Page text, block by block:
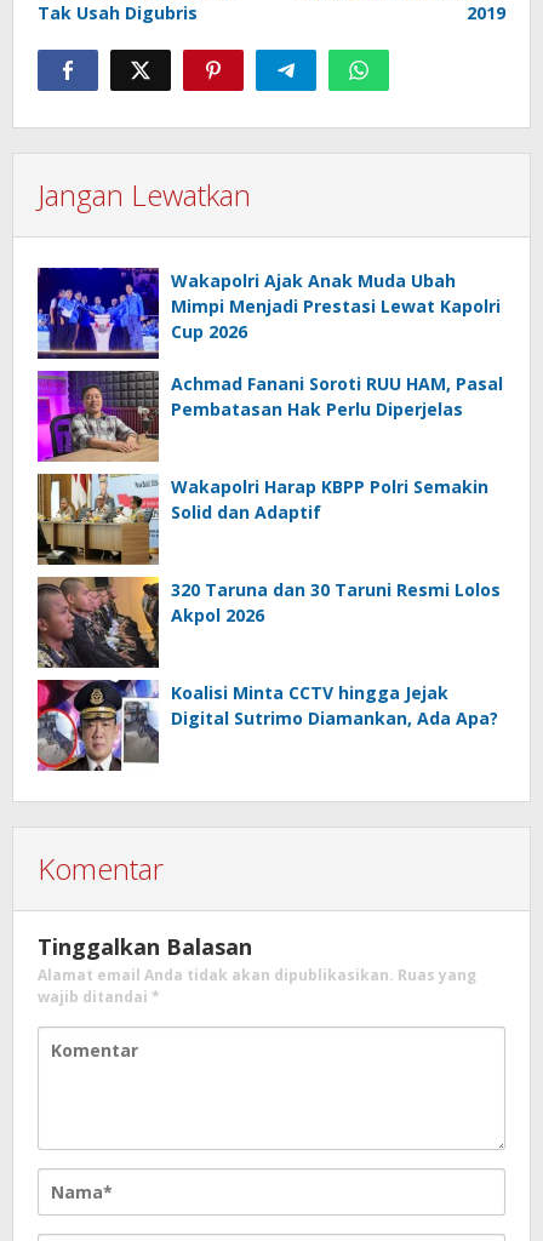
Tak Usah Digubris
2019
Jangan Lewatkan
Wakapolri Ajak Anak Muda Ubah
Mimpi Menjadi Prestasi Lewat Kapolri
Cup 2026
Achmad Fanani Soroti RUU HAM, Pasal
Pembatasan Hak Perlu Diperjelas
Wakapolri Harap KBPP Polri Semakin
Solid dan Adaptif
320 Taruna dan 30 Taruni Resmi Lolos
Akpol 2026
Koalisi Minta CCTV hingga Jejak
Digital Sutrimo Diamankan, Ada Apa?
Komentar
Tinggalkan Balasan
Alamat email Anda tidak akan dipublikasikan. Ruas yang
wajib ditandai *